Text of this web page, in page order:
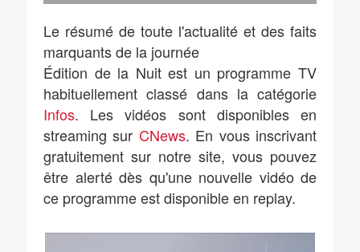
Le résumé de toute l'actualité et des faits
marquants de la journée
Édition de la Nuit est un programme TV
habituellement classé dans la catégorie
Infos. Les vidéos sont disponibles en
streaming sur CNews. En vous inscrivant
gratuitement sur notre site, vous pouvez
être alerté dès qu'une nouvelle vidéo de
ce programme est disponible en replay.